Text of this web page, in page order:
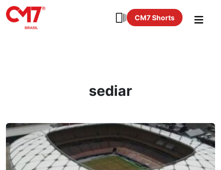
CM7 Shorts
sediar